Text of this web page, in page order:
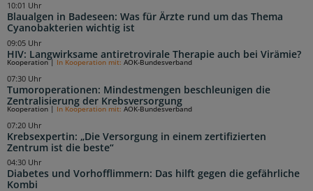
Blaualgen in Badeseen: Was für Ärzte rund um das Thema
Cyanobakterien wichtig ist
10:01 Uhr
HIV: Langwirksame antiretrovirale Therapie auch bei Virämie?
09:05 Uhr
Tumoroperationen: Mindestmengen beschleunigen die
Zentralisierung der Krebsversorgung
Kooperation| In Kooperation mit: AOK-Bundesverband
07:30 Uhr
Krebsexpertin: „Die Versorgung in einem zertifizierten
Zentrum ist die beste“
Kooperation | In Kooperation mit: AOK-Bundesverband
07:20 Uhr
Diabetes und Vorhofflimmern: Das hilft gegen die gefährliche
Kombi
04:30 Uhr